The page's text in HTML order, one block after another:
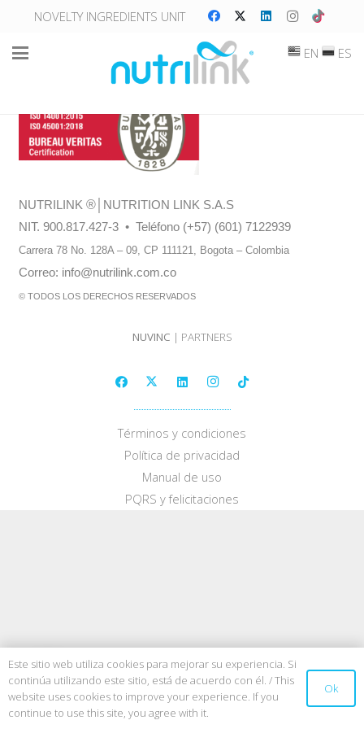
NOVELTY INGREDIENTS UNIT
EN ES
NUTRILINK ®│NUTRITION LINK S.A.S
NIT. 900.817.427-3 • Teléfono (+57) (601) 7122939
Carrera 78 No. 128A – 09, CP 111121, Bogota – Colombia
Correo: info@nutrilink.com.co
© TODOS LOS DERECHOS RESERVADOS
NUVINC | PARTNERS
Términos y condiciones
Política de privacidad
Manual de uso
PQRS y felicitaciones
Este sitio web utiliza cookies para mejorar su experiencia. Si
continúa utilizando este sitio, está de acuerdo con él. / This
website uses cookies to improve your experience. If you
continue to use this site, you agree with it.
Ok